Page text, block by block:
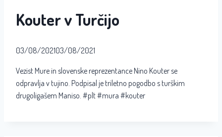
Kouter v Turčijo
03/08/202103/08/2021
Vezist Mure in slovenske reprezentance Nino Kouter se
odpravlja v tujino. Podpisal je triletno pogodbo s turškim
drugoligašem Maniso. #plt #mura #kouter